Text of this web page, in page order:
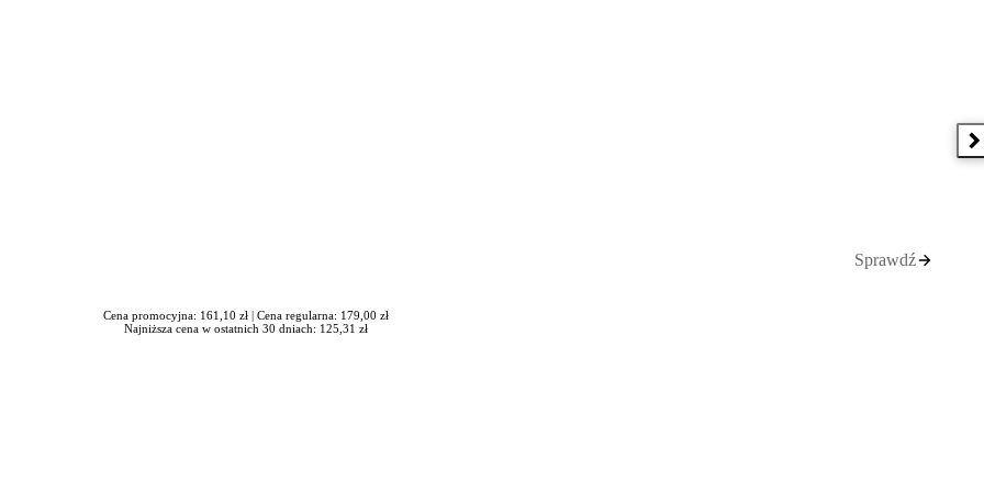
Radosław Tymiński - otwiera się w nowym oknie
Sprawdź
Cena promocyjna: 161,10 zł | Cena regularna: 179,00 zł
Najniższa cena w ostatnich 30 dniach: 125,31 zł